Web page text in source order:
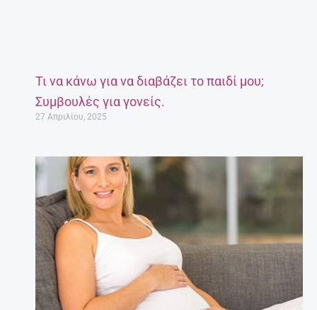
Τι να κάνω για να διαβάζει το παιδί μου;
Συμβουλές για γονείς.
27 Απριλίου, 2025